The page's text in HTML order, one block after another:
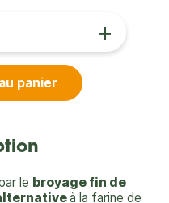
+
panier
le broyage fin de
à la farine de